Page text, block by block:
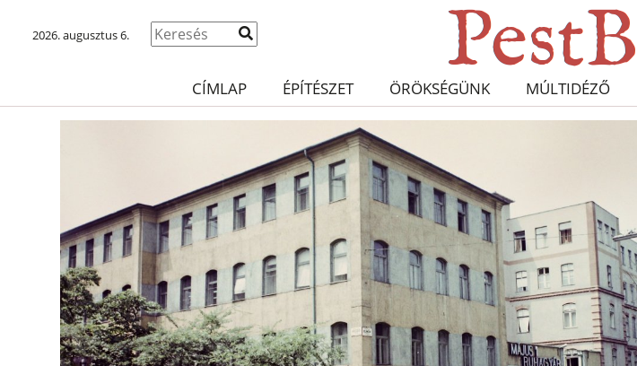
2026. augusztus 6.
CÍMLAP ÉPÍTÉSZET ÖRÖKSÉGÜNK MÚLTIDÉZŐ